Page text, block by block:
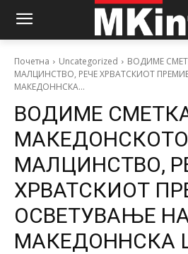
Почетна Uncategorized
ВОДИМЕ
МАЛЦИНСТВО, РЕЧЕ ХРВАТСКИОТ
МАКЕДОННСКА...
ВОДИМЕ
МАКЕДОНСКОТО
МАЛЦИНСТВО,
ХРВАТСКИОТ
ОСВЕТУВАЊЕ
МАКЕДОННСКА